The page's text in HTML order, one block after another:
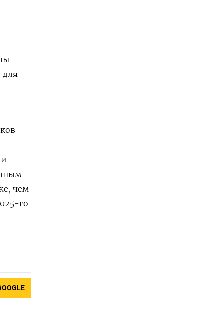
для
чем
го